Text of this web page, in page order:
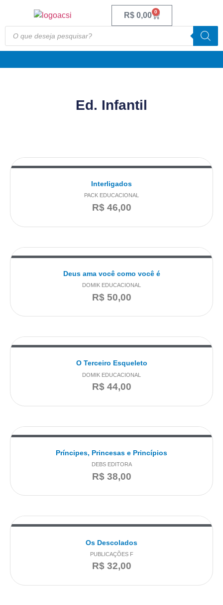
R$ 0,00 0
Ed. Infantil
Interligados
PACK EDUCACIONAL
R$46,00
Deus ama você como você é
DOMIK EDUCACIONAL
R$50,00
O Terceiro Esqueleto
DOMIK EDUCACIONAL
R$44,00
Príncipes, Princesas e Princípios
DEBS EDITORA
R$38,00
Os Descolados
PUBLICAÇÕES F
R$32,00